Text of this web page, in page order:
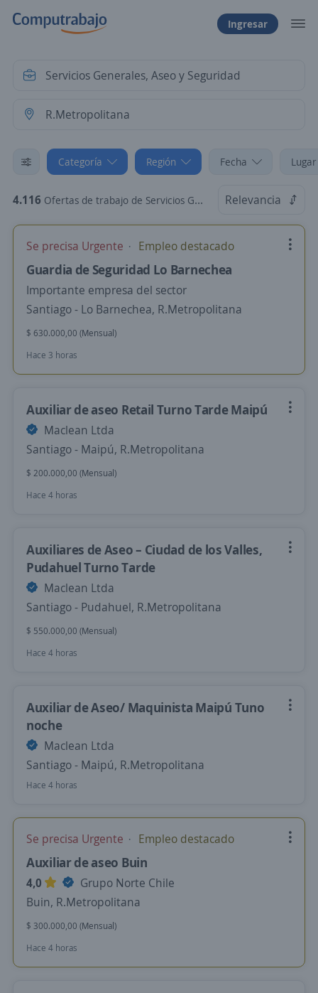
Ingresar
Categoría Región Fecha
4.116 Ofertas de trabajo de Servicios Generales, Aseo y Seguridad en R.Metropolitana Relevancia
Se precisa Urgente Empleo destacado
Guardia de Seguridad Lo Barnechea
Importante empresa del sector
Santiago - Lo Barnechea, R.Metropolitana
$ 630.000,00 (Mensual)
Hace 3 horas
Auxiliar de aseo Retail Turno Tarde Maipú
Maclean Ltda
Santiago - Maipú, R.Metropolitana
$ 200.000,00 (Mensual)
Hace 4 horas
Auxiliares de Aseo – Ciudad de los Valles,
Pudahuel Turno Tarde
Maclean Ltda
Santiago - Pudahuel, R.Metropolitana
$ 550.000,00 (Mensual)
Hace 4 horas
Auxiliar de Aseo/ Maquinista Maipú Tuno
noche
Maclean Ltda
Santiago - Maipú, R.Metropolitana
Hace 4 horas
Se precisa Urgente Empleo destacado
Auxiliar de aseo Buin
4,0
Grupo Norte Chile
Buin, R.Metropolitana
$ 300.000,00 (Mensual)
Hace 4 horas